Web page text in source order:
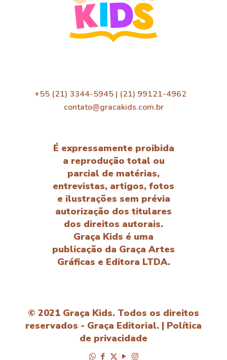
+55 (21) 3344-5945 | (21) 99121-4962
contato@gracakids.com.br
É expressamente proibida
a reprodução total ou
parcial de matérias,
entrevistas, artigos, fotos
e ilustrações sem prévia
autorização dos titulares
dos direitos autorais.
Graça Kids é uma
publicação da Graça Artes
Gráficas e Editora LTDA.
© 2021 Graça Kids. Todos os direitos
reservados - Graça Editorial. | Política
de privacidade